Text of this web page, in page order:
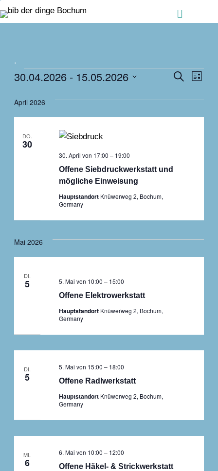
Menü
.
Veranstaltungen
und
Ansichten,
Suche
Liste
30.04.2026 - 15.05.2026
wählen.
April 2026
DO.
30
Offene Siebdruckwerkstatt und
mögliche Einweisung
30. April von 17:00 – 19:00
Hauptstandort Knüwerweg 2, Bochum,
Germany
Mai 2026
DI.
5
Offene Elektrowerkstatt
5. Mai von 10:00 – 15:00
Hauptstandort Knüwerweg 2, Bochum,
Germany
DI.
5 Offene Radlwerkstatt
5. Mai von 15:00 – 18:00
Hauptstandort Knüwerweg 2, Bochum,
Germany
MI.
6 Offene Häkel- & Strickwerkstatt
6. Mai von 10:00 – 12:00